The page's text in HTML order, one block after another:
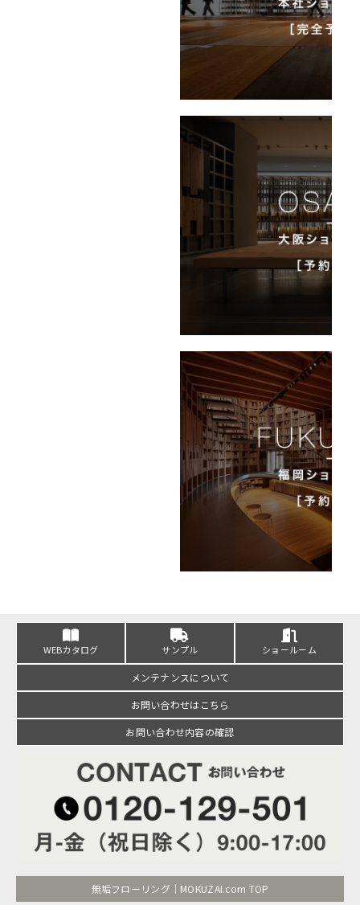
WEBカタログ サンプル ショールーム
メンテナンスについて
お問い合わせはこちら
お問い合わせ内容の確認
無垢フローリング｜MOKUZAI.com TOP